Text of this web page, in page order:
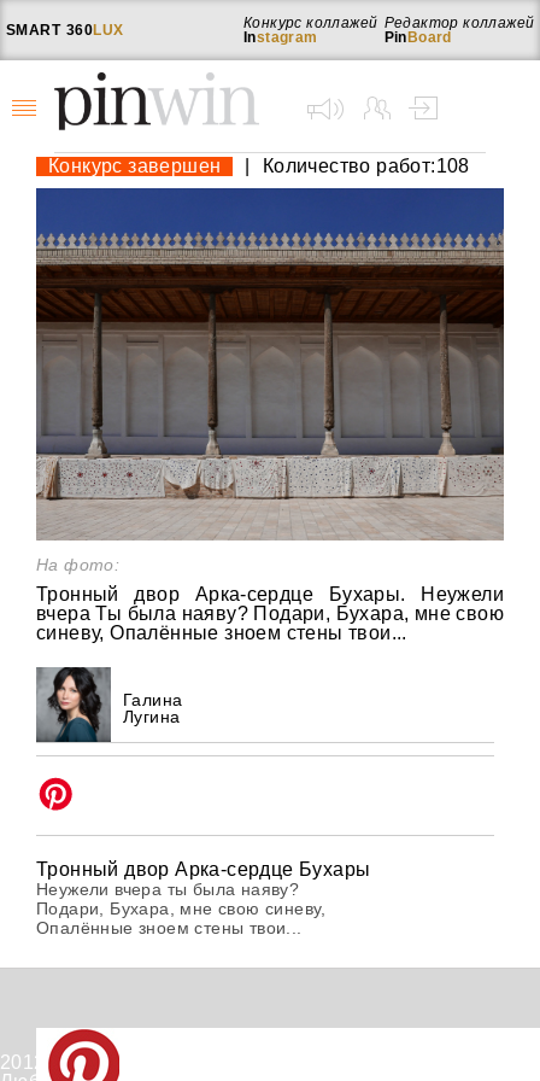
SMART 360LUX
Редактор коллажей
Pin Board
Конкурс коллажей
Instagram
Конкурс завершен Количество работ:108
На фото:
Тронный двор Арка-сердце Бухары. Неужели
вчера Ты была наяву? Подари, Бухара, мне свою
синеву, Опалённые зноем стены твои...
Галина
Лугина
Тронный двор Арка-сердце Бухары
Неужели вчера ты была наяву?
Подари, Бухара, мне свою синеву,
Опалённые зноем стены твои...
2012-2026 © PinWin.su.